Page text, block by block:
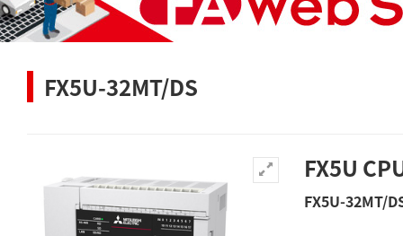
FX5U-32MT/DS
FX5U
FX5U-32MT/